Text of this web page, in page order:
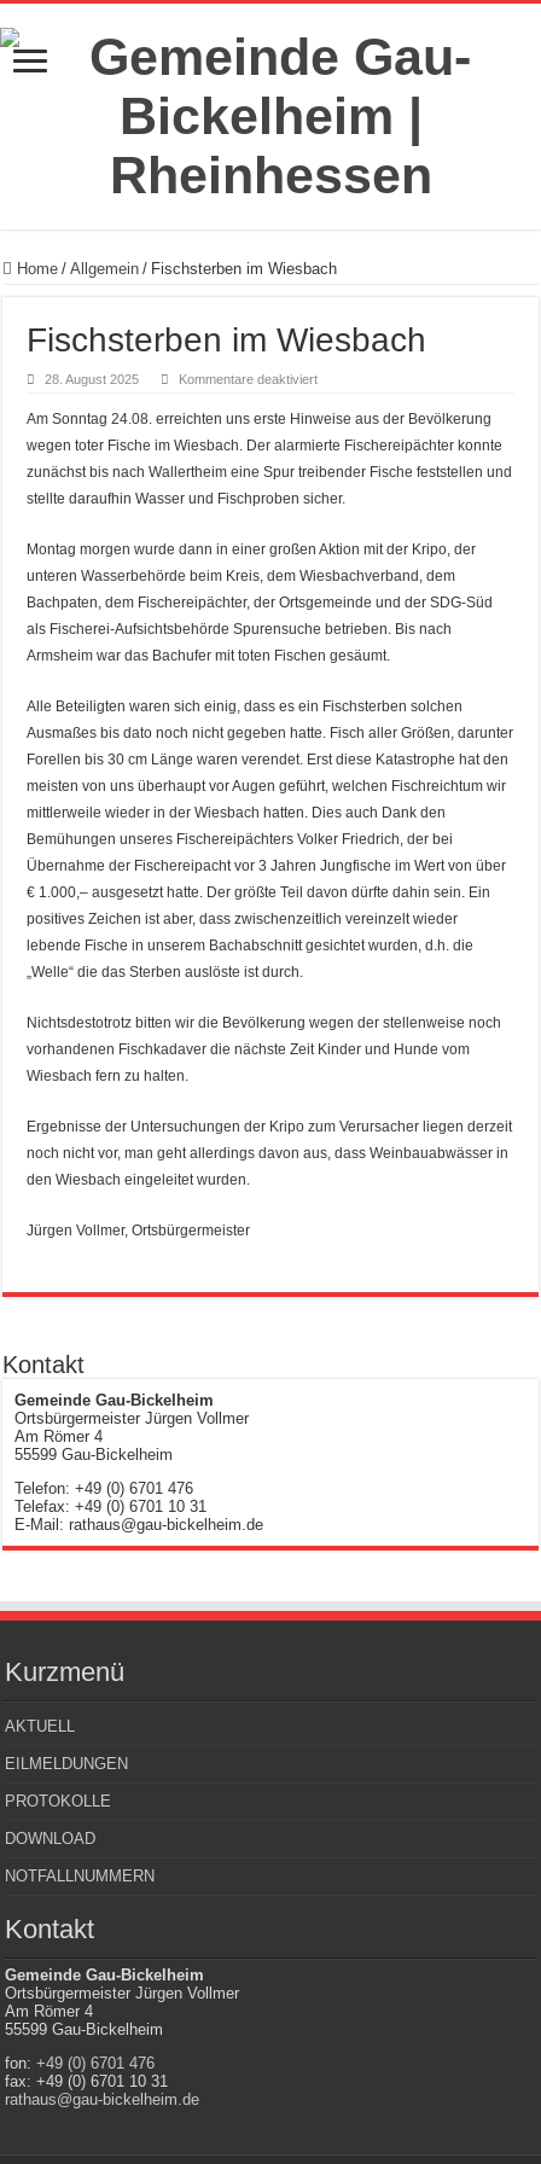
Home / Allgemein / Fischsterben im Wiesbach
Fischsterben im Wiesbach
28. August 2025 Kommentare deaktiviertfür
Wiesbach
Am Sonntag 24.08. erreichten uns erste Hinweise aus der Bevölkerung
wegen toter Fische im Wiesbach. Der alarmierte Fischereipächter konnte
zunächst bis nach Wallertheim eine Spur treibender Fische feststellen und
stellte daraufhin Wasser und Fischproben sicher.
Montag morgen wurde dann in einer großen Aktion mit der Kripo, der
unteren Wasserbehörde beim Kreis, dem Wiesbachverband, dem
Bachpaten, dem Fischereipächter, der Ortsgemeinde und der SDG-Süd
als Fischerei-Aufsichtsbehörde Spurensuche betrieben. Bis nach
Armsheim war das Bachufer mit toten Fischen gesäumt.
Alle Beteiligten waren sich einig, dass es ein Fischsterben solchen
Ausmaßes bis dato noch nicht gegeben hatte. Fisch aller Größen, darunter
Forellen bis 30 cm Länge waren verendet. Erst diese Katastrophe hat den
meisten von uns überhaupt vor Augen geführt, welchen Fischreichtum wir
mittlerweile wieder in der Wiesbach hatten. Dies auch Dank den
Bemühungen unseres Fischereipächters Volker Friedrich, der bei
Übernahme der Fischereipacht vor 3 Jahren Jungfische im Wert von über
€ 1.000,– ausgesetzt hatte. Der größte Teil davon dürfte dahin sein. Ein
positives Zeichen ist aber, dass zwischenzeitlich vereinzelt wieder
lebende Fische in unserem Bachabschnitt gesichtet wurden, d.h. die
„Welle“ die das Sterben auslöste ist durch.
Nichtsdestotrotz bitten wir die Bevölkerung wegen der stellenweise noch
vorhandenen Fischkadaver die nächste Zeit Kinder und Hunde vom
Wiesbach fern zu halten.
Ergebnisse der Untersuchungen der Kripo zum Verursacher liegen derzeit
noch nicht vor, man geht allerdings davon aus, dass Weinbauabwässer in
den Wiesbach eingeleitet wurden.
Jürgen Vollmer, Ortsbürgermeister
Kontakt
Gemeinde Gau-Bickelheim
Ortsbürgermeister Jürgen Vollmer
Am Römer 4
55599 Gau-Bickelheim
Telefon: +49 (0) 6701 476
Telefax: +49 (0) 6701 10 31
E-Mail: rathaus@gau-bickelheim.de
Kurzmenü
AKTUELL
EILMELDUNGEN
PROTOKOLLE
DOWNLOAD
NOTFALLNUMMERN
Kontakt
Gemeinde Gau-Bickelheim
Ortsbürgermeister Jürgen Vollmer
Am Römer 4
55599 Gau-Bickelheim
fon:+49 (0) 6701 476
fax: +49 (0) 6701 10 31
rathaus@gau-bickelheim.de